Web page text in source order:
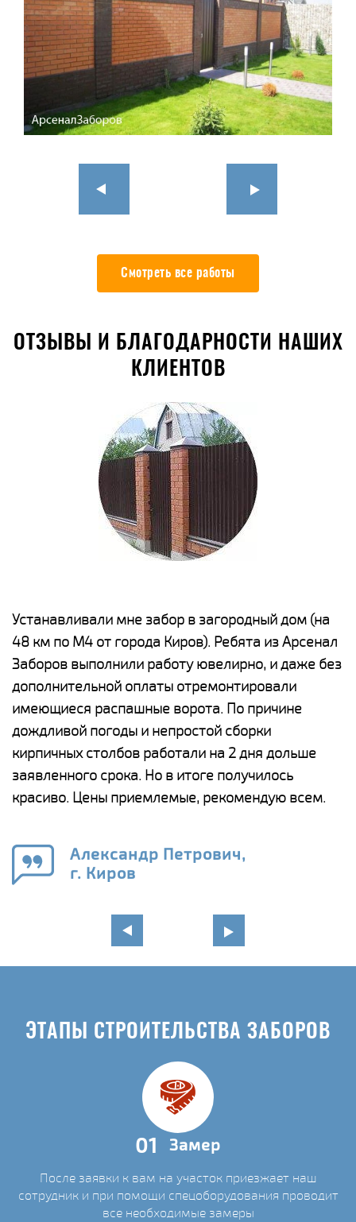
Смотреть все работы
ОТЗЫВЫ И БЛАГОДАРНОСТИ НАШИХ
КЛИЕНТОВ
Устанавливали мне забор в загородный дом (на
48 км по М4 от города Киров). Ребята из Арсенал
Заборов выполнили работу ювелирно, и даже без
дополнительной оплаты отремонтировали
имеющиеся распашные ворота. По причине
дождливой погоды и непростой сборки
кирпичных столбов работали на 2 дня дольше
заявленного срока. Но в итоге получилось
красиво. Цены приемлемые, рекомендую всем.
Александр Петрович,
г. Киров
ЭТАПЫ СТРОИТЕЛЬСТВА ЗАБОРОВ
01 Замер
После заявки к вам на участок приезжает наш
сотрудник и при помощи спецоборудования проводит
все необходимые замеры